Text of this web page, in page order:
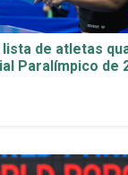
lista de atletas
Paralímpico de